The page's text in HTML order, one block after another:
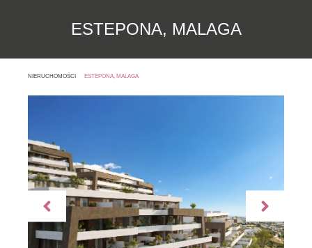
ESTEPONA, MALAGA
NIERUCHOMOŚCI ESTEPONA, MALAGA